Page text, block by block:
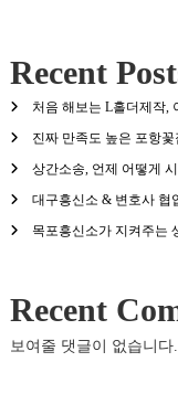
Recent
처음 해보는 L홀더제작,
진짜 만족도 높은 포항
상간소송, 언제 어떻게
대구흥신소 & 변호사 협
목포흥신소가 지켜주는
Recent
보여줄 댓글이 없습니다.